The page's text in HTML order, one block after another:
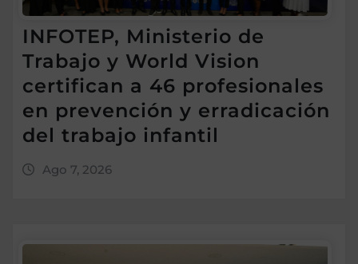
INFOTEP, Ministerio de
Trabajo y World Vision
certifican a 46 profesionales
en prevención y erradicación
del trabajo infantil
Ago 7, 2026